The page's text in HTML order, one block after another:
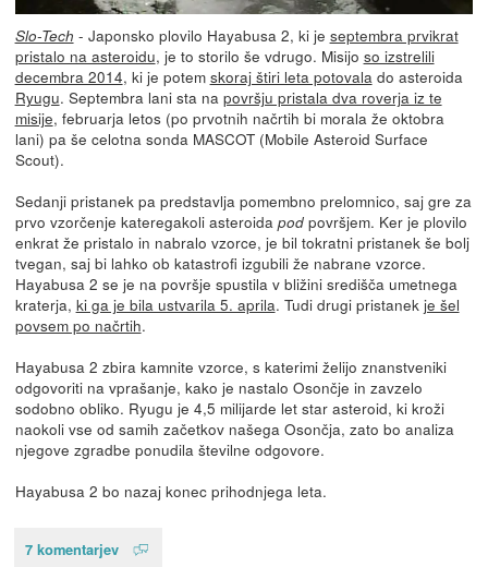
Slo-Tech - Japonsko plovilo Hayabusa 2, ki je septembra prvikrat
pristalo na asteroidu, je to storilo še vdrugo. Misijo so izstrelili
decembra 2014, ki je potem skoraj štiri leta potovalado asteroida
Ryugu. Septembra lani sta na površju pristala dva roverja iz te
misije, februarja letos (po prvotnih načrtih bi morala že oktobra
lani) pa še celotna sonda MASCOT (Mobile Asteroid Surface
Scout).
Sedanji pristanek pa predstavlja pomembno prelomnico, saj gre za
prvo vzorčenje kateregakoli asteroida podpovršjem. Ker je plovilo
enkrat že pristalo in nabralo vzorce, je bil tokratni pristanek še bolj
tvegan, saj bi lahko ob katastrofi izgubili že nabrane vzorce.
Hayabusa 2 se je na površje spustila v bližini središča umetnega
kraterja, ki ga je bila ustvarila 5. aprila. Tudi drugi pristanek je šel
povsem po načrtih.
Hayabusa 2 zbira kamnite vzorce, s katerimi želijo znanstveniki
odgovoriti na vprašanje, kako je nastalo Osončje in zavzelo
sodobno obliko. Ryugu je 4,5 milijarde let star asteroid, ki kroži
naokoli vse od samih začetkov našega Osončja, zato bo analiza
njegove zgradbe ponudila številne odgovore.
Hayabusa 2 bo nazaj konec prihodnjega leta.
7 komentarjev